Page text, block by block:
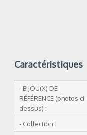
Caractéristiques
- BIJOU(X) DE
RÉFÉRENCE (photos ci-
dessus) :
- Collection :